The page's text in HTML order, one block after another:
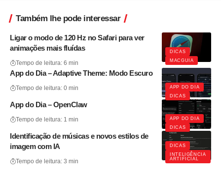
Também lhe pode interessar
DICAS
MACGUIA
Ligar o modo de 120 Hz no Safari para ver
animações mais fluídas
Tempo de leitura: 6 min
APP DO DIA
DICAS
App do Dia – Adaptive Theme: Modo Escuro
Tempo de leitura: 0 min
APP DO DIA
DICAS
App do Dia – OpenClaw
Tempo de leitura: 1 min
DICAS
INTELIGÊNCIA
ARTIFICIAL
Identificação de músicas e novos estilos de
imagem com IA
Tempo de leitura: 3 min